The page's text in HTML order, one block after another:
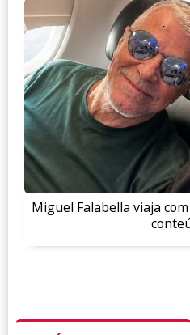
Miguel Falabella viaja